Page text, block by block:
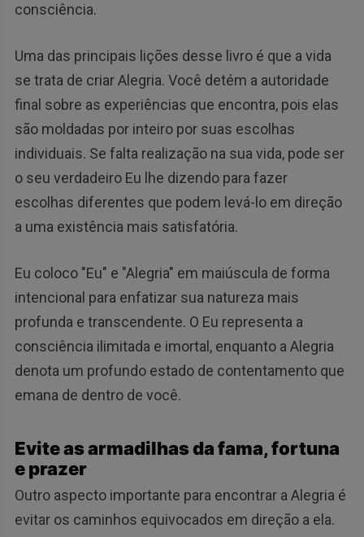
consciência.
Uma das principais lições desse livro é que a vida
se trata de criar Alegria. Você detém a autoridade
final sobre as experiências que encontra, pois elas
são moldadas por inteiro por suas escolhas
individuais. Se falta realização na sua vida, pode ser
o seu verdadeiro Eu lhe dizendo para fazer
escolhas diferentes que podem levá-lo em direção
a uma existência mais satisfatória.
Eu coloco "Eu" e "Alegria" em maiúscula de forma
intencional para enfatizar sua natureza mais
profunda e transcendente. O Eu representa a
consciência ilimitada e imortal, enquanto a Alegria
denota um profundo estado de contentamento que
emana de dentro de você.
Evite as armadilhas da fama, fortuna
e prazer
Outro aspecto importante para encontrar a Alegria é
evitar os caminhos equivocados em direção a ela.